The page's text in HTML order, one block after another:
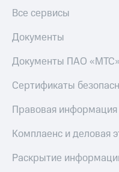
Пополнить
другого
интернета
ТВ
Переводы
телефона
на карту
Все сервисы
Документы
Документы ПАО «МТС»
Сертификаты
Правовая информация
Комплаенс и деловая
Раскрытие